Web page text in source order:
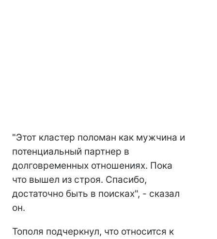
"Этот кластер поломан как мужчина и
потенциальный партнер в
долговременных отношениях. Пока
что вышел из строя. Спасибо,
достаточно быть в поисках", - сказал
он.
Тополя подчеркнул, что относится к